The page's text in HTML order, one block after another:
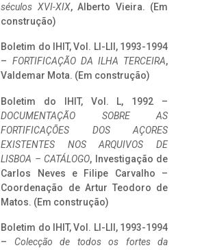
séculos XVI-XIX, Alberto Vieira. (Em
construção)
Boletim do IHIT, Vol. LI-LII, 1993-1994
– FORTIFICAÇÃO DA ILHA TERCEIRA,
Valdemar Mota. (Em construção)
Boletim do IHIT, Vol. L, 1992 –
DOCUMENTAÇÃO SOBRE AS
FORTIFICAÇÕES DOS AÇORES
EXISTENTES NOS ARQUIVOS DE
LISBOA – CATÁLOGO, Investigação de
Carlos Neves e Filipe Carvalho –
Coordenação de Artur Teodoro de
Matos. (Em construção)
Boletim do IHIT, Vol. LI-LII, 1993-1994
– Colecção de todos os fortes da